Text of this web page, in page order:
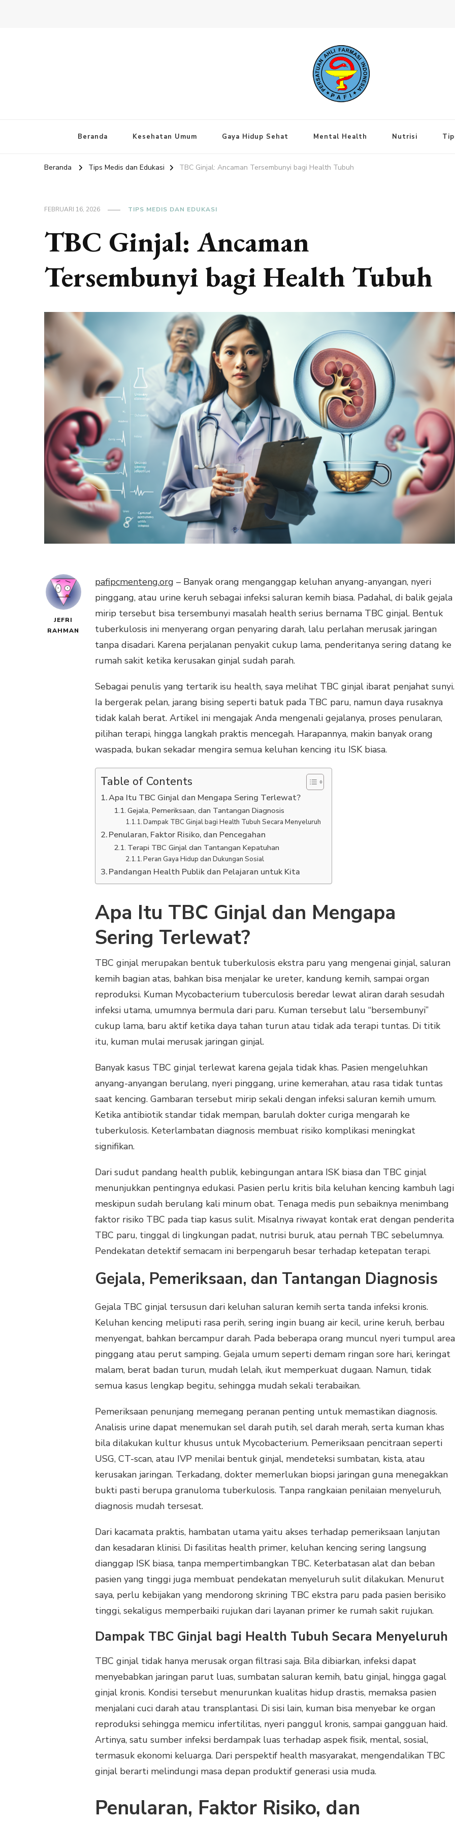
Beranda Kesehatan Umum Gaya Hidup Sehat Mental Health Nutrisi
Beranda Tips Medis dan Edukasi TBC Ginjal: Ancaman Tersembunyi bagi Health Tubuh
FEBRUARI 16, 2026 TIPS MEDIS DAN EDUKASI
TBC Ginjal: Ancaman
Tersembunyi bagi Health Tubuh
JEFRI
RAHMAN
pafipcmenteng.org – Banyak orang menganggap keluhan anyang-anyangan, nyeri
pinggang, atau urine keruh sebagai infeksi saluran kemih biasa. Padahal, di balik gejala
mirip tersebut bisa tersembunyi masalah health serius bernama TBC ginjal. Bentuk
tuberkulosis ini menyerang organ penyaring darah, lalu perlahan merusak jaringan
tanpa disadari. Karena perjalanan penyakit cukup lama, penderitanya sering datang ke
rumah sakit ketika kerusakan ginjal sudah parah.
Sebagai penulis yang tertarik isu health, saya melihat TBC ginjal ibarat penjahat sunyi.
Ia bergerak pelan, jarang bising seperti batuk pada TBC paru, namun daya rusaknya
tidak kalah berat. Artikel ini mengajak Anda mengenali gejalanya, proses penularan,
pilihan terapi, hingga langkah praktis mencegah. Harapannya, makin banyak orang
waspada, bukan sekadar mengira semua keluhan kencing itu ISK biasa.
Table of Contents
Apa Itu TBC Ginjal dan Mengapa Sering Terlewat?
Gejala, Pemeriksaan, dan Tantangan Diagnosis
Dampak TBC Ginjal bagi Health Tubuh Secara Menyeluruh
Penularan, Faktor Risiko, dan Pencegahan
Terapi TBC Ginjal dan Tantangan Kepatuhan
Peran Gaya Hidup dan Dukungan Sosial
Pandangan Health Publik dan Pelajaran untuk Kita
Apa Itu TBC Ginjal dan Mengapa
Sering Terlewat?
TBC ginjal merupakan bentuk tuberkulosis ekstra paru yang mengenai ginjal, saluran
kemih bagian atas, bahkan bisa menjalar ke ureter, kandung kemih, sampai organ
reproduksi. Kuman Mycobacterium tuberculosis beredar lewat aliran darah sesudah
infeksi utama, umumnya bermula dari paru. Kuman tersebut lalu “bersembunyi”
cukup lama, baru aktif ketika daya tahan turun atau tidak ada terapi tuntas. Di titik
itu, kuman mulai merusak jaringan ginjal.
Banyak kasus TBC ginjal terlewat karena gejala tidak khas. Pasien mengeluhkan
anyang-anyangan berulang, nyeri pinggang, urine kemerahan, atau rasa tidak tuntas
saat kencing. Gambaran tersebut mirip sekali dengan infeksi saluran kemih umum.
Ketika antibiotik standar tidak mempan, barulah dokter curiga mengarah ke
tuberkulosis. Keterlambatan diagnosis membuat risiko komplikasi meningkat
signifikan.
Dari sudut pandang health publik, kebingungan antara ISK biasa dan TBC ginjal
menunjukkan pentingnya edukasi. Pasien perlu kritis bila keluhan kencing kambuh lagi
meskipun sudah berulang kali minum obat. Tenaga medis pun sebaiknya menimbang
faktor risiko TBC pada tiap kasus sulit. Misalnya riwayat kontak erat dengan penderita
TBC paru, tinggal di lingkungan padat, nutrisi buruk, atau pernah TBC sebelumnya.
Pendekatan detektif semacam ini berpengaruh besar terhadap ketepatan terapi.
Gejala, Pemeriksaan, dan Tantangan Diagnosis
Gejala TBC ginjal tersusun dari keluhan saluran kemih serta tanda infeksi kronis.
Keluhan kencing meliputi rasa perih, sering ingin buang air kecil, urine keruh, berbau
menyengat, bahkan bercampur darah. Pada beberapa orang muncul nyeri tumpul area
pinggang atau perut samping. Gejala umum seperti demam ringan sore hari, keringat
malam, berat badan turun, mudah lelah, ikut memperkuat dugaan. Namun, tidak
semua kasus lengkap begitu, sehingga mudah sekali terabaikan.
Pemeriksaan penunjang memegang peranan penting untuk memastikan diagnosis.
Analisis urine dapat menemukan sel darah putih, sel darah merah, serta kuman khas
bila dilakukan kultur khusus untuk Mycobacterium. Pemeriksaan pencitraan seperti
USG, CT-scan, atau IVP menilai bentuk ginjal, mendeteksi sumbatan, kista, atau
kerusakan jaringan. Terkadang, dokter memerlukan biopsi jaringan guna menegakkan
bukti pasti berupa granuloma tuberkulosis. Tanpa rangkaian penilaian menyeluruh,
diagnosis mudah tersesat.
Dari kacamata praktis, hambatan utama yaitu akses terhadap pemeriksaan lanjutan
dan kesadaran klinisi. Di fasilitas health primer, keluhan kencing sering langsung
dianggap ISK biasa, tanpa mempertimbangkan TBC. Keterbatasan alat dan beban
pasien yang tinggi juga membuat pendekatan menyeluruh sulit dilakukan. Menurut
saya, perlu kebijakan yang mendorong skrining TBC ekstra paru pada pasien berisiko
tinggi, sekaligus memperbaiki rujukan dari layanan primer ke rumah sakit rujukan.
Dampak TBC Ginjal bagi Health Tubuh Secara Menyeluruh
TBC ginjal tidak hanya merusak organ filtrasi saja. Bila dibiarkan, infeksi dapat
menyebabkan jaringan parut luas, sumbatan saluran kemih, batu ginjal, hingga gagal
ginjal kronis. Kondisi tersebut menurunkan kualitas hidup drastis, memaksa pasien
menjalani cuci darah atau transplantasi. Di sisi lain, kuman bisa menyebar ke organ
reproduksi sehingga memicu infertilitas, nyeri panggul kronis, sampai gangguan haid.
Artinya, satu sumber infeksi berdampak luas terhadap aspek fisik, mental, sosial,
termasuk ekonomi keluarga. Dari perspektif health masyarakat, mengendalikan TBC
ginjal berarti melindungi masa depan produktif generasi usia muda.
Penularan, Faktor Risiko, dan